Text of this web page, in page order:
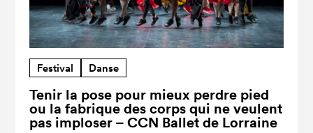
Festival Danse
Tenir la pose pour mieux perdre pied
ou la fabrique des corps qui ne veulent
pas imploser – CCN Ballet de Lorraine